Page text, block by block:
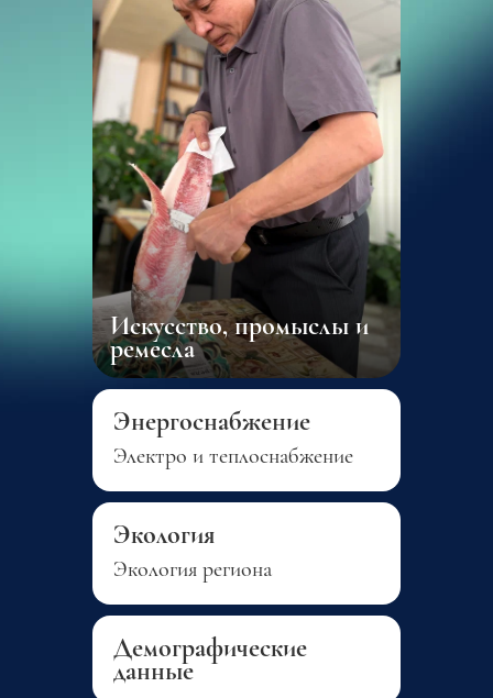
Искусство, промыслы и
ремесла
Энергоснабжение
Электро и теплоснабжение
Экология
Экология региона
Демографические
данные